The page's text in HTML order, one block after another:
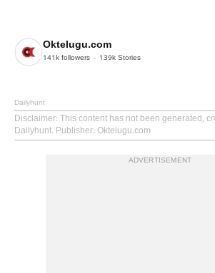
Oktelugu.com
141k followers 139k Stories
Dailyhunt
Disclaimer: This content has not been generated,
Dailyhunt. Publisher: Oktelugu.com
ADVERTISEMENT